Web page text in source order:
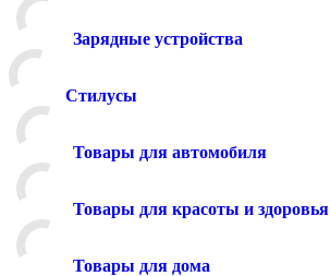
Зарядные устройства
Стилусы
Товары для автомобиля
Товары для красоты и здоровья
Товары для дома